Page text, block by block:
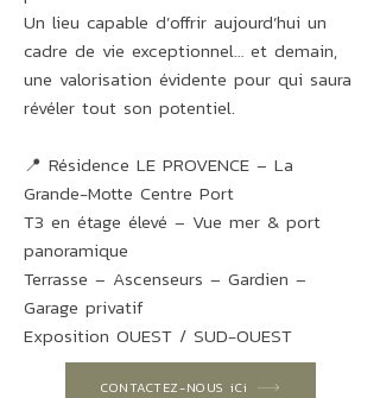
Un lieu capable d’offrir aujourd’hui un
cadre de vie exceptionnel… et demain,
une valorisation évidente pour qui saura
révéler tout son potentiel.
📍 Résidence LE PROVENCE – La
Grande-Motte Centre Port
T3 en étage élevé – Vue mer & port
panoramique
Terrasse – Ascenseurs – Gardien –
Garage privatif
Exposition OUEST / SUD-OUEST
CONTACTEZ-NOUS iCi